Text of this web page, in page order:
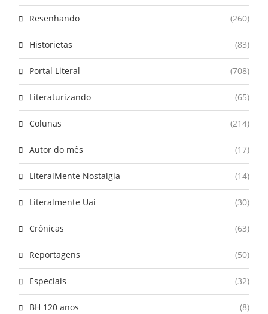
Resenhando (260)
Historietas (83)
Portal Literal (708)
Literaturizando (65)
Colunas (214)
Autor do mês (17)
LiteralMente Nostalgia (14)
Literalmente Uai (30)
Crônicas (63)
Reportagens (50)
Especiais (32)
BH 120 anos (8)